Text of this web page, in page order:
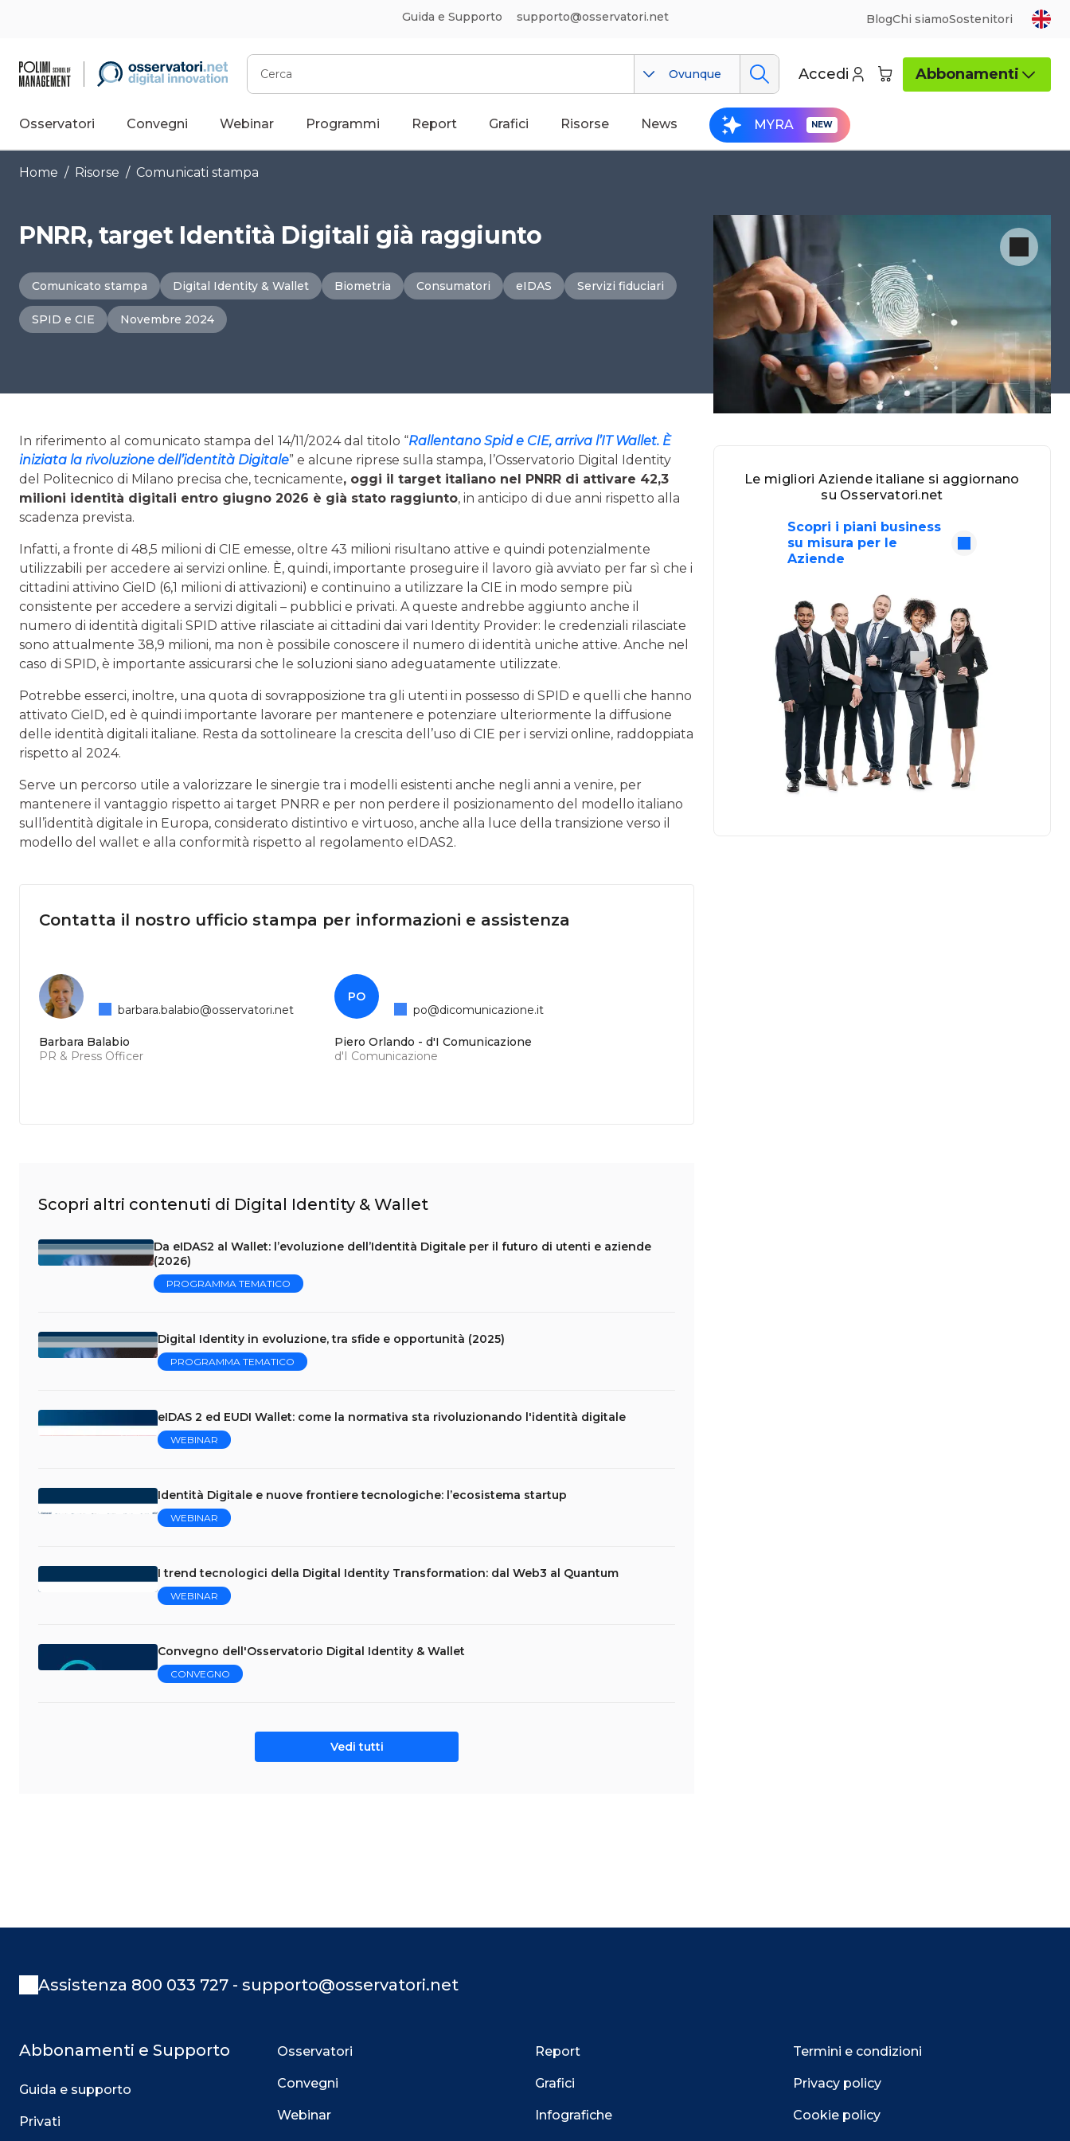
Guida e Supporto supporto@osservatori.net BlogChi siamoSostenitori
Cerca
Ovunque Accedi Abbonamenti
Osservatori Convegni Webinar Programmi Report Grafici Risorse News MYRA
Home / Risorse / Comunicati stampa
PNRR, target Identità Digitali già raggiunto
Comunicato stampa Digital Identity & Wallet Biometria Consumatori eIDAS Servizi fiduciari
SPID e CIE Novembre 2024
In riferimento al comunicato stampa del 14/11/2024 dal titolo “Rallentano Spid e CIE, arriva l’IT Wallet. È
iniziata la rivoluzione dell’identità Digitale” e alcune riprese sulla stampa, l’Osservatorio Digital Identity
del Politecnico di Milano precisa che, tecnicamente, oggi il target italiano nel PNRR di attivare 42,3
milioni identità digitali entro giugno 2026 è già stato raggiunto, in anticipo di due anni rispetto alla
scadenza prevista.
Infatti, a fronte di 48,5 milioni di CIE emesse, oltre 43 milioni risultano attive e quindi potenzialmente
utilizzabili per accedere ai servizi online. È, quindi, importante proseguire il lavoro già avviato per far sì che i
cittadini attivino CieID (6,1 milioni di attivazioni) e continuino a utilizzare la CIE in modo sempre più
consistente per accedere a servizi digitali – pubblici e privati. A queste andrebbe aggiunto anche il
numero di identità digitali SPID attive rilasciate ai cittadini dai vari Identity Provider: le credenziali rilasciate
sono attualmente 38,9 milioni, ma non è possibile conoscere il numero di identità uniche attive. Anche nel
caso di SPID, è importante assicurarsi che le soluzioni siano adeguatamente utilizzate.
Potrebbe esserci, inoltre, una quota di sovrapposizione tra gli utenti in possesso di SPID e quelli che hanno
attivato CieID, ed è quindi importante lavorare per mantenere e potenziare ulteriormente la diffusione
delle identità digitali italiane. Resta da sottolineare la crescita dell’uso di CIE per i servizi online, raddoppiata
rispetto al 2024.
Serve un percorso utile a valorizzare le sinergie tra i modelli esistenti anche negli anni a venire, per
mantenere il vantaggio rispetto ai target PNRR e per non perdere il posizionamento del modello italiano
sull’identità digitale in Europa, considerato distintivo e virtuoso, anche alla luce della transizione verso il
modello del wallet e alla conformità rispetto al regolamento eIDAS2.
Contatta il nostro ufficio stampa per informazioni e assistenza
Barbara Balabio
PR & Press Officer
barbara.balabio@osservatori.net
PO
Piero Orlando - d'I Comunicazione
d'I Comunicazione
po@dicomunicazione.it
Scopri altri contenuti di Digital Identity & Wallet
Da eIDAS2 al Wallet: l’evoluzione dell’Identità Digitale per il futuro di utenti e aziende
(2026)
PROGRAMMA TEMATICO
Digital Identity in evoluzione, tra sfide e opportunità (2025)
PROGRAMMA TEMATICO
eIDAS 2 ed EUDI Wallet: come la normativa sta rivoluzionando l'identità digitale
WEBINAR
Identità Digitale e nuove frontiere tecnologiche: l’ecosistema startup
WEBINAR
I trend tecnologici della Digital Identity Transformation: dal Web3 al Quantum
WEBINAR
Convegno dell'Osservatorio Digital Identity & Wallet
CONVEGNO
Vedi tutti
Le migliori Aziende italiane si aggiornano
su Osservatori.net
Scopri i piani business
su misura per le
Aziende
Assistenza 800 033 727 - supporto@osservatori.net
Abbonamenti e Supporto
Guida e supporto
Privati
Osservatori
Convegni
Webinar
Report
Grafici
Infografiche
Termini e condizioni
Privacy policy
Cookie policy